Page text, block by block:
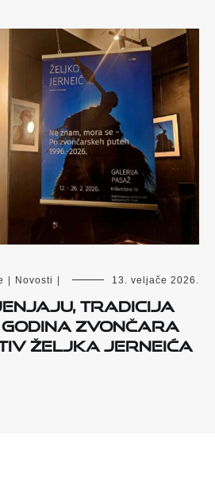
Novosti 13. veljače 2026.
tradicija
zvončara
Željka Jerneića